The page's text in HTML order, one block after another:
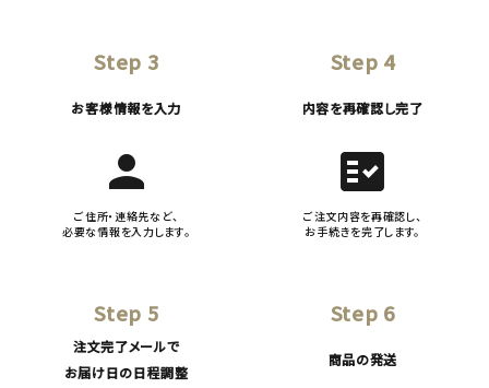
Step 3
お客様情報を入力
person
ご住所・連絡先など、
必要な情報を入力します。
Step 4
内容を再確認し完了
fact_check
ご注文内容を再確認し、
お手続きを完了します。
Step 5
注文完了メールで
お届け日の日程調整
Step 6
商品の発送